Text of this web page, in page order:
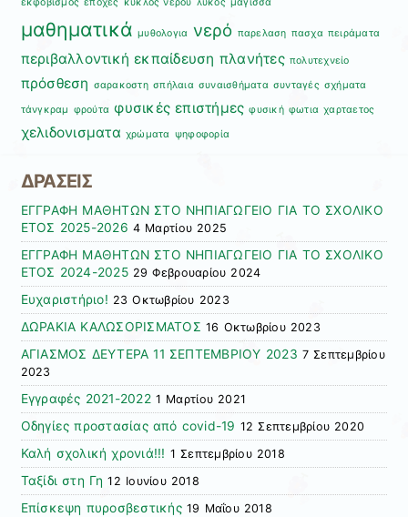
μαθηματικά μυθολογια νερό παρελαση πασχα πειράματα
περιβαλλοντική εκπαίδευση πλανήτες πολυτεχνείο
πρόσθεση σαρακοστη σπήλαια συναισθήματα συνταγές σχήματα
τάνγκραμ φρούτα φυσικές επιστήμες φυσική φωτια χαρταετος
χελιδονισματα χρώματα ψηφοφορία
ΔΡΑΣΕΙΣ
ΕΓΓΡΑΦΗ ΜΑΘΗΤΩΝ ΣΤΟ ΝΗΠΙΑΓΩΓΕΙΟ ΓΙΑ ΤΟ ΣΧΟΛΙΚΟ
ΕΤΟΣ 2025-2026 4 Μαρτίου 2025
ΕΓΓΡΑΦΗ ΜΑΘΗΤΩΝ ΣΤΟ ΝΗΠΙΑΓΩΓΕΙΟ ΓΙΑ ΤΟ ΣΧΟΛΙΚΟ
ΕΤΟΣ 2024-2025 29 Φεβρουαρίου 2024
Ευχαριστήριο! 23 Οκτωβρίου 2023
ΔΩΡΑΚΙΑ ΚΑΛΩΣΟΡΙΣΜΑΤΟΣ 16 Οκτωβρίου 2023
ΑΓΙΑΣΜΟΣ ΔΕΥΤΕΡΑ 11 ΣΕΠΤΕΜΒΡΙΟΥ 2023 7 Σεπτεμβρίου
2023
Εγγραφές 2021-2022 1 Μαρτίου 2021
Οδηγίες προστασίας από covid-19 12 Σεπτεμβρίου 2020
Καλή σχολική χρονιά!!! 1 Σεπτεμβρίου 2018
Ταξίδι στη Γη 12 Ιουνίου 2018
Επίσκεψη πυροσβεστικής 19 Μαΐου 2018